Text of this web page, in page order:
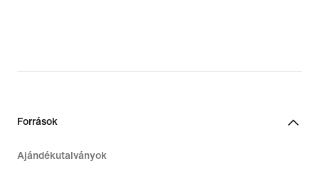
Források
Ajándékutalványok